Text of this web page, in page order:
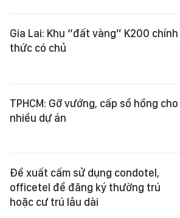
Gia Lai: Khu “đất vàng” K200 chính
thức có chủ
TPHCM: Gỡ vướng, cấp sổ hồng cho
nhiều dự án
Đề xuất cấm sử dụng condotel,
officetel để đăng ký thường trú
hoặc cư trú lâu dài